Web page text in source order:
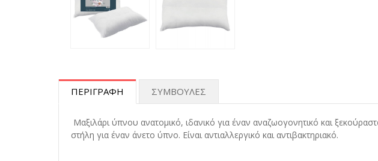
ΠΕΡΙΓΡΑΦΗ ΣΥΜΒΟΥΛΕΣ
Μαξιλάρι ύπνου ανατομικό, ιδανικό για έναν αναζωογονητικό και
στήλη για έναν άνετο ύπνο. Είναι αντιαλλεργικό και αντιβακτηριακό.